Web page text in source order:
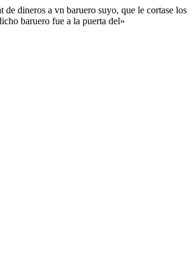
de dineros a vn baruero suyo, que le cortase los
baruero fue a la puerta del»